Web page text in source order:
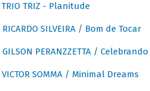
TRIO TRIZ - Planitude
RICARDO SILVEIRA / Bom de Tocar
GILSON PERANZZETTA /
VICTOR SOMMA / Minimal Dreams